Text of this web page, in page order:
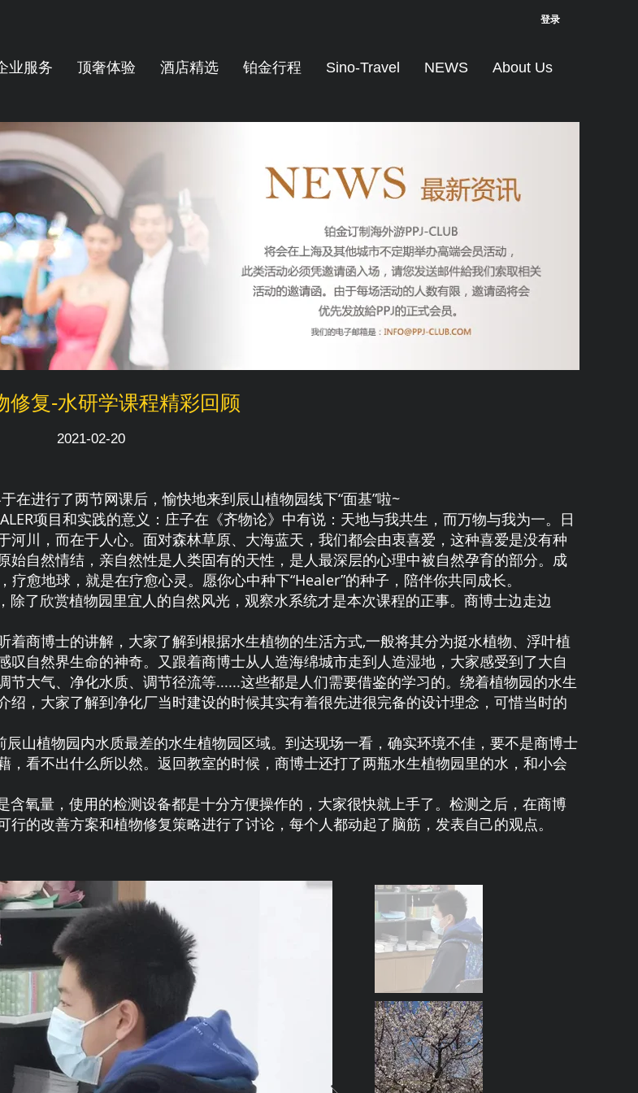
登录
业服务 顶奢体验 酒店精选 铂金行程 Sino-Travel NEWS About Us
修复-水研学课程精彩回顾
2021-02-20
进行了两节网课后，愉快地来到辰山植物园线下“面基”啦~
项目和实践的意义：庄子在《齐物论》中有说：天地与我共生，而万物与我为一。日
川，而在于人心。面对森林草原、大海蓝天，我们都会由衷喜爱，这种喜爱是没有种
自然情结，亲自然性是人类固有的天性，是人最深层的心理中被自然孕育的部分。成
愈地球，就是在疗愈心灵。愿你心中种下“Healer”的种子，陪伴你共同成长。
了欣赏植物园里宜人的自然风光，观察水系统才是本次课程的正事。商博士边走边
商博士的讲解，大家了解到根据水生植物的生活方式,一般将其分为挺水植物、浮叶植
自然界生命的神奇。又跟着商博士从人造海绵城市走到人造湿地，大家感受到了大自
大气、净化水质、调节径流等......这些都是人们需要借鉴的学习的。绕着植物园的水生
，大家了解到净化厂当时建设的时候其实有着很先进很完备的设计理念，可惜当时的
植物园内水质最差的水生植物园区域。到达现场一看，确实环境不佳，要不是商博士
看不出什么所以然。返回教室的时候，商博士还打了两瓶水生植物园里的水，和小会
氧量，使用的检测设备都是十分方便操作的，大家很快就上手了。检测之后，在商博
的改善方案和植物修复策略进行了讨论，每个人都动起了脑筋，发表自己的观点。